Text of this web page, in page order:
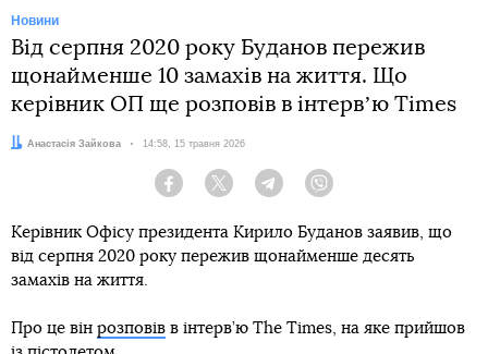
Новини
Від серпня 2020 року Буданов пережив
щонайменше 10 замахів на життя. Що
керівник ОП ще розповів в інтервʼю Times
Автор:
Анастасія Зайкова Дата:
14:58, 15 травня 2026
Facebook Twitter Telegram
Керівник Офісу президента Кирило Буданов заявив, що
від серпня 2020 року пережив щонайменше десять
замахів на життя.
Про це він розповів в інтерв’ю The Times, на яке прийшов